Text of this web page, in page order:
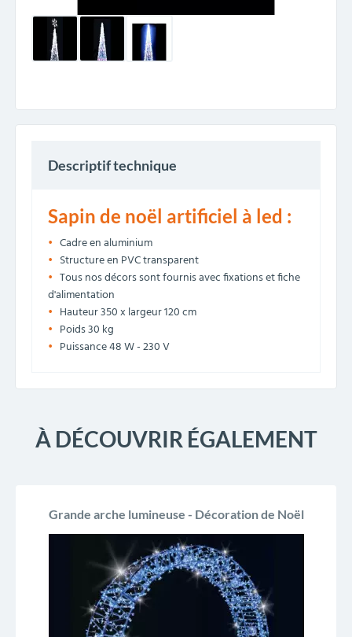
Descriptif technique
Sapin de noël artificiel à led :
Cadre en aluminium
Structure en PVC transparent
Tous nos décors sont fournis avec fixations et fiche
d'alimentation
Hauteur 350 x largeur 120 cm
Poids 30 kg
Puissance 48 W - 230 V
À DÉCOUVRIR ÉGALEMENT
Grande arche lumineuse - Décoration de Noël